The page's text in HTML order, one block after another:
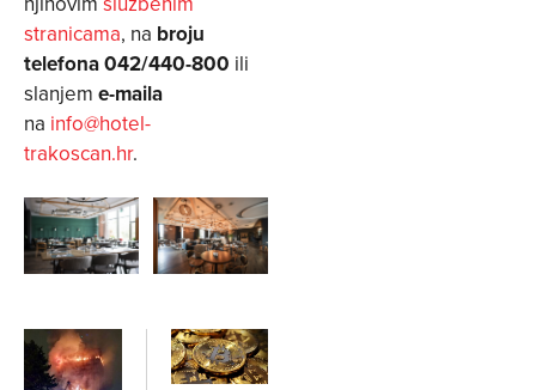
stranicama, na broju
telefona 042/440-800 ili
slanjem e-maila
na info@hotel-
trakoscan.hr.